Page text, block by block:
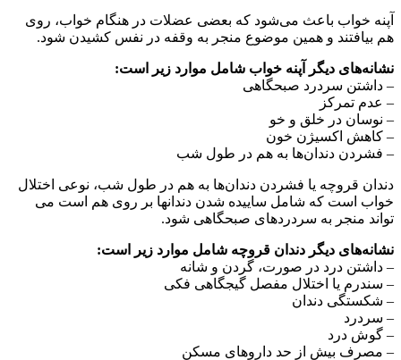
آپنه خواب باعث می‌شود که بعضی عضلات در هنگام خواب، روی
هم بیافتند و همین موضوع منجر به وقفه در نفس کشیدن شود.
نشانه‌های دیگر آپنه خواب شامل موارد زیر است:
– داشتن سردرد صبحگاهی
– عدم تمرکز
– نوسان در خلق و خو
– کاهش اکسیژن خون
– فشردن دندان‌ها به هم در طول شب
دندان قروچه یا فشردن دندان‌ها به هم در طول شب، نوعی اختلال
خواب است که شامل ساییده شدن دندانها بر روی هم است می
تواند منجر به سردردهای صبحگاهی شود.
نشانه‌های دیگر دندان قروچه شامل موارد زیر است:
– داشتن درد در صورت، گردن و شانه
– سندرم یا اختلال مفصل گیجگاهی فکی
– شکستگی دندان
– سردرد
– گوش درد
– مصرف بیش از حد داروهای مسکن